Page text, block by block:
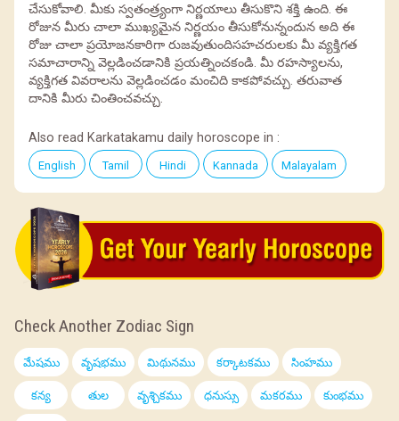
చేసుకోవాలి. మీకు స్వతంత్ర్యంగా నిర్ణయాలు తీసుకొని శక్తి ఉంది. ఈ
రోజున మీరు చాలా ముఖ్యమైన నిర్ణయం తీసుకోనున్నందున అది ఈ
రోజు చాలా ప్రయోజనకారిగా రుజవుతుందిసహచరులకు మీ వ్యక్తిగత
సమాచారాన్ని వెల్లడించడానికి ప్రయత్నించకండి. మీ రహస్యాలను,
వ్యక్తిగత వివరాలను వెల్లడించడం మంచిది కాకపోవచ్చు. తరువాత
దానికి మీరు చింతించవచ్చు.
Also read Karkatakamu daily horoscope in :
English Tamil Hindi Kannada Malayalam
Check Another Zodiac Sign
మేషము వృషభము మిథునము కర్కాటకము సింహము
కన్య తుల వృశ్చికము ధనుస్సు మకరము కుంభము